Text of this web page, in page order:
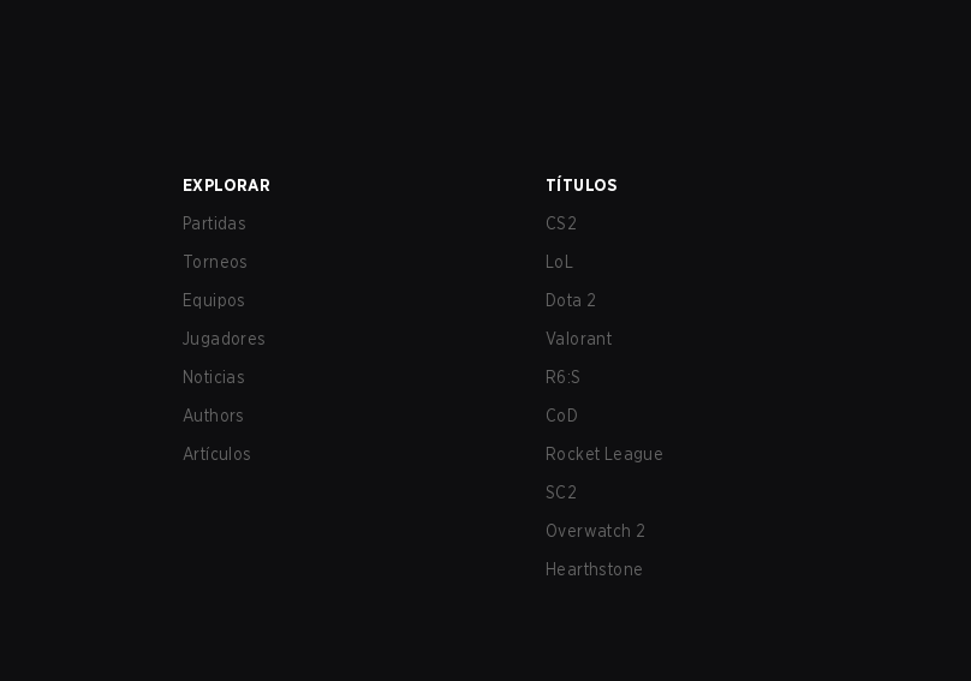
EXPLORAR
Partidas
Torneos
Equipos
Jugadores
Noticias
Authors
Artículos
TÍTULOS
CS2
LoL
Dota 2
Valorant
R6:S
CoD
Rocket League
SC2
Overwatch 2
Hearthstone